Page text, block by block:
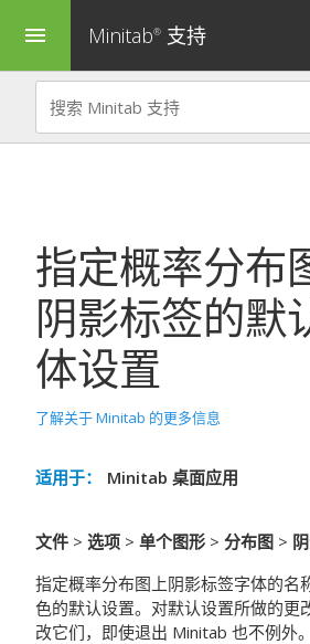
menu Minitab® 支持
指定概率分布
阴影标签的默
体设置
了解关于 Minitab 的更多信息
适用于： Minitab 桌面应用
文件 > 选项 > 单个图形 > 分布图 >
指定概率分布图上阴影标签字体的名
色的默认设置。对默认设置所做的更
改它们，即使退出 Minitab 也不例外。